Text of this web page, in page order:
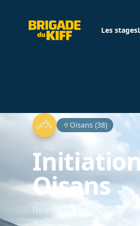
Brigade du Kiff Les stages
Oisans (38)
Oisans
Deux jours pour découvrir
autonomie